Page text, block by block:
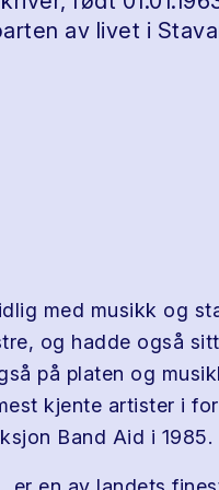
av livet i
med musikk og
og hadde også
på platen og
kjente artister i
Band Aid i 1985.